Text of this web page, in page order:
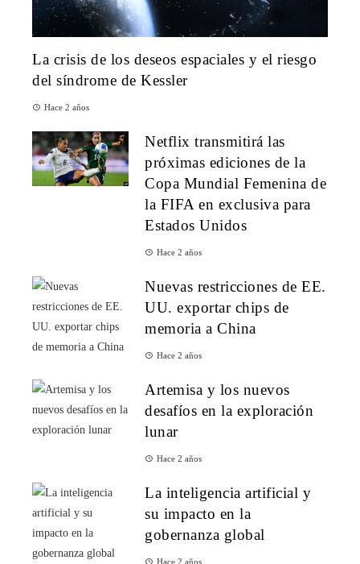
La crisis de los deseos espaciales y el riesgo
del síndrome de Kessler
Hace 2 años
Netflix transmitirá las
próximas ediciones de la
Copa Mundial Femenina de
la FIFA en exclusiva para
Estados Unidos
Hace 2 años
Nuevas restricciones de EE.
UU. exportar chips de
memoria a China
Hace 2 años
Artemisa y los nuevos
desafíos en la exploración
lunar
Hace 2 años
La inteligencia artificial y
su impacto en la
gobernanza global
Hace 2 años